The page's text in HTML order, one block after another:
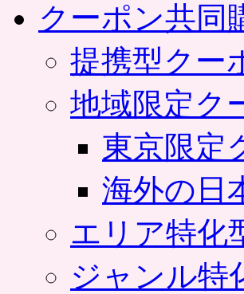
クーポン共同
提携型クー
地域限定ク
東京限定
海外の日
エリア特化
ジャンル特